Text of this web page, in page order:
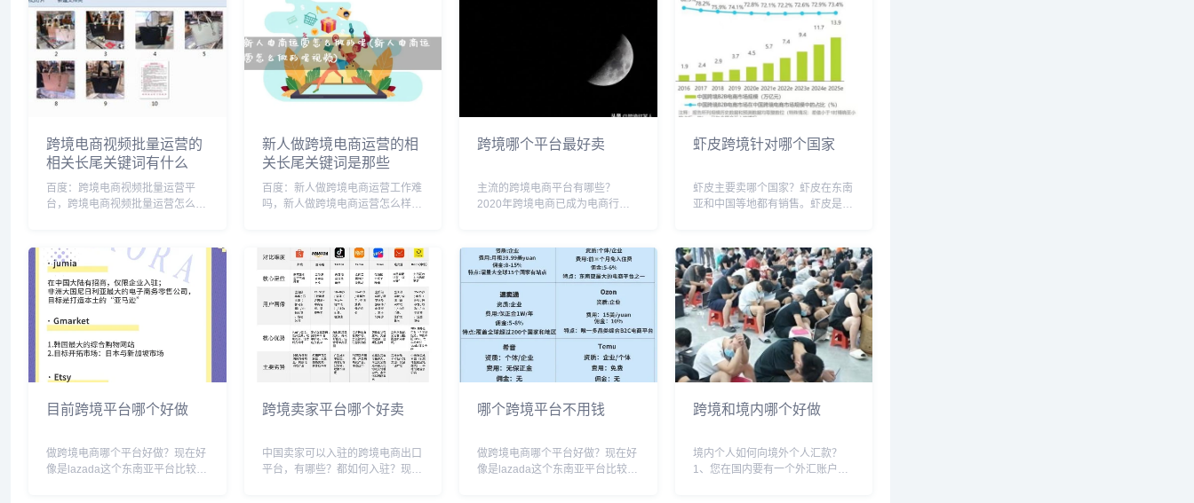
跨境电商视频批量运营的
相关长尾关键词有什么
百度：跨境电商视频批量运营平
台，跨境电商视频批量运营怎么
做视频教程，跨境电商
dropshipping，跨境短视频，跨境
视频搬运师操作流程，跨...
新人做跨境电商运营的相
关长尾关键词是那些
百度：新人做跨境电商运营工作难
吗，新人做跨境电商运营怎么样，
营，跨境电商运营好弄不，跨境电
商运营需要什么技能，做跨境电子
商务运营需要具备哪些...
跨境哪个平台最好卖
主流的跨境电商平台有哪些？
2020年跨境电商已成为电商行业
些平台呢？一、虾皮：针对的是东
南亚市场 消费水平偏低 利润比较
低，而且做虾皮 自己...
虾皮跨境针对哪个国家
虾皮主要卖哪个国家？虾皮在东南
亚和中国等地都有销售。虾皮是一
国、越南、印度尼西亚、菲律宾等
国家的菜肴中，虾皮是不可或缺的
配料之一，常常被用来...
目前跨境平台哪个好做
做跨境电商哪个平台好做？现在好
像是lazada这个东南亚平台比较好
跨境卖家平台哪个好卖
中国卖家可以入驻的跨境电商出口
平台，有哪些？都如何入驻？现在
哪个跨境平台不用钱
做跨境电商哪个平台好做？现在好
像是lazada这个东南亚平台比较好
跨境和境内哪个好做
境内个人如何向境外个人汇款？
1、您在国内要有一个外汇账户，